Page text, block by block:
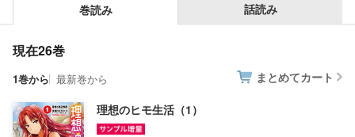
巻読み 話読み
現在26巻
1巻から 最新巻から まとめてカート
理想のヒモ生活（1）